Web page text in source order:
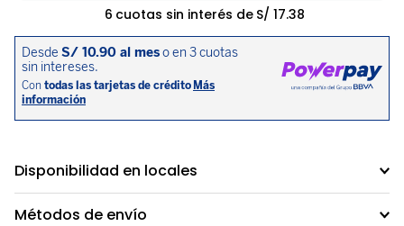
6 cuotas sin interés de S/ 17.38
Disponibilidad en locales
Métodos de envío